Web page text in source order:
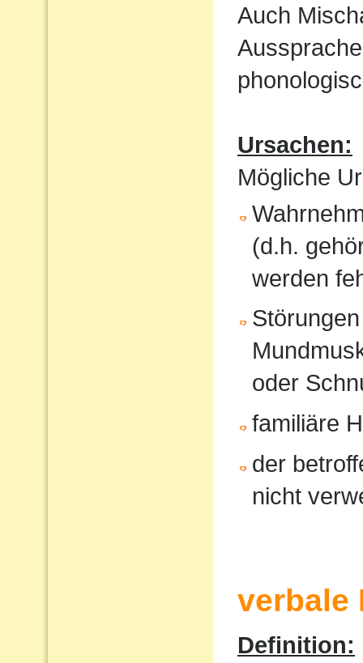
Auch
Ursachen:
Mögliche
(d.h.
werden
oder
familiäre
der
nicht
verbale
Definition: